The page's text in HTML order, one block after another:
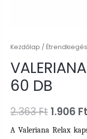
Kezdőlap /
60 DB
2.363Ft Original
price
1.906 Ft
A Valeriana Relax